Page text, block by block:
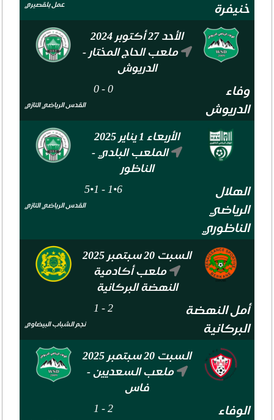
خنيفرة
عمل بلقصيري
الأحد 27 أكتوبر 2024
ملعب الحاج المختار -
الدريوش
وفاء
الدريوش
0
-
0
القدس الرياضي التازي
الأربعاء 1 يناير 2025
الملعب البلدي -
الناظور
الهلال
الرياضي
الناظوري
6•1
-
1•5
القدس الرياضي التازي
السبت 20 سبتمبر 2025
ملعب أكادمية
النهضة البركانية
أمل النهضة
البركانية
2
-
1
نجم الشباب البيضاوي
السبت 20 سبتمبر 2025
ملعب السعديين -
فاس
الوفاء
2
-
1